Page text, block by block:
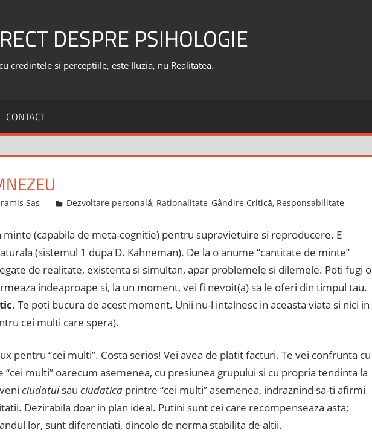
DESPRE PSIHOLOGIE
credintele si perceptiile, este Iluzia, nu Realitatea.
CONTACT
Sas Dezvoltare personală, Raționalitate_Gândire Critică, Responsabilitate
(capabila de meta-cognitie) pentru supravietuire si reproducere. E
(sistemul 1 dupa D. Kahneman). De la o anume “cantitate de minte”
de realitate, existenta si simultan, apar problemele si dilemele. Poti fugi o
indeaproape si, la un moment, vei fi nevoit(a) sa le oferi din timpul tau.
. Te poti bucura de acest moment. Unii nu-l intalnesc in aceasta viata si nici in
cei multi care spera).
pentru “cei multi”. Costa serios! Vei avea de platit facturi. Te vei confrunta cu
multi” oarecum asemenea, cu presiunea grupului si cu propria tendinta la
ciudatulsau ciudaticaprintre “cei multi” asemenea, indraznind sa-ti afirmi
Dezirabila doar in plan ideal. Putini sunt cei care recompenseaza asta;
lor, sunt diferentiati, dincolo de norma stabilita de altii.